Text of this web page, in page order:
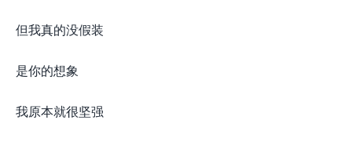
但我真的没假装
是你的想象
我原本就很坚强